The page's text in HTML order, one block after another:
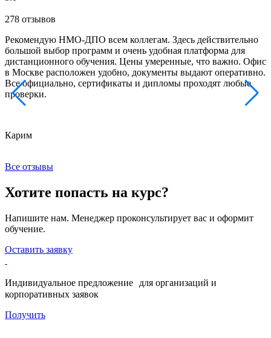
278 отзывов
Рекомендую НМО-ДПО всем коллегам. Здесь действительно
большой выбор программ и очень удобная платформа для
дистанционного обучения. Цены умеренные, что важно. Офис
в Москве расположен удобно, документы выдают оперативно.
Все официально, сертификаты и дипломы проходят любые
проверки.
Карим
Все отзывы
Хотите попасть на курс?
Напишите нам. Менеджер проконсультирует вас и оформит
обучение.
Оставить заявку
Индивидуальное предложение для организаций и
корпоративных заявок
Получить